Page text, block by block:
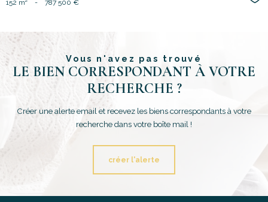
152 m² - 787 500 €
Vous n'avez pas trouvé
LE BIEN CORRESPONDANT À VOTRE
RECHERCHE ?
Créer une alerte email et recevez les biens correspondants à votre
recherche dans votre boîte mail !
créer l'alerte